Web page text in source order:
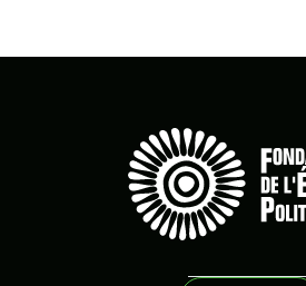
Frémeaux Philippe
Géopolitique
Gilets jaunes